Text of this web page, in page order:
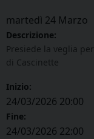
martedì 24 Marzo
Descrizione:
Presiede la veglia
di Cascinette
Inizio:
24/03/2026 20:00
Fine:
24/03/2026 22:00